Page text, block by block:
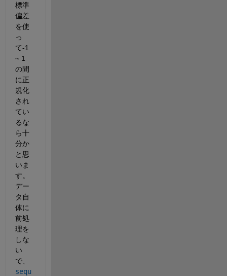
標準
偏差
を使
っ
て-1
~ 1
の間
に正
規化
され
てい
るな
ら十
分か
と思
いま
す。
デー
タ自
体に
前処
理を
しな
い
で、
sequ